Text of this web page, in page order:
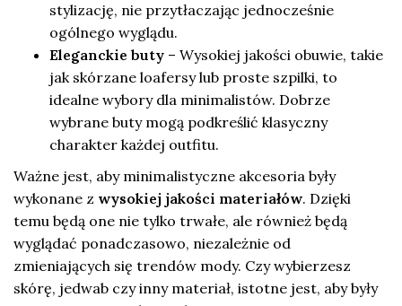
stylizację, nie przytłaczając jednocześnie
ogólnego wyglądu.
Eleganckie buty – Wysokiej jakości obuwie, takie
jak skórzane loafersy lub proste szpilki, to
idealne wybory dla minimalistów. Dobrze
wybrane buty mogą podkreślić klasyczny
charakter każdej outfitu.
Ważne jest, aby minimalistyczne akcesoria były
wykonane z wysokiej jakości materiałów. Dzięki
temu będą one nie tylko trwałe, ale również będą
wyglądać ponadczasowo, niezależnie od
zmieniających się trendów mody. Czy wybierzesz
skórę, jedwab czy inny materiał, istotne jest, aby były